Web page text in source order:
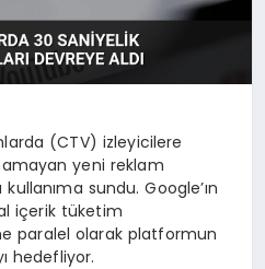
(CTV) izleyicilere
yeni reklam
sundu. Google’ın
içerik tüketim
paralel olarak platformun
hedefliyor.